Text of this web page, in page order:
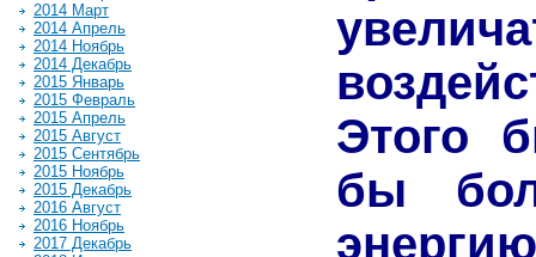
2014 Март
2014 Апрель
2014 Ноябрь
2014 Декабрь
2015 Январь
2015 Февраль
2015 Апрель
2015 Август
2015 Сентябрь
2015 Ноябрь
2015 Декабрь
2016 Август
2016 Ноябрь
2017 Декабрь
Этого
бы